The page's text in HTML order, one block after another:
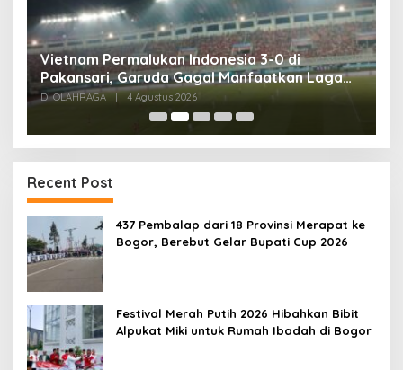
Vietnam Permalukan Indonesia 3-0 di
Pakansari, Garuda Gagal Manfaatkan Laga
Kandang
Di OLAHRAGA 4 Agustus 2026
Recent Post
437 Pembalap dari 18 Provinsi Merapat ke
Bogor, Berebut Gelar Bupati Cup 2026
Festival Merah Putih 2026 Hibahkan Bibit
Alpukat Miki untuk Rumah Ibadah di Bogor